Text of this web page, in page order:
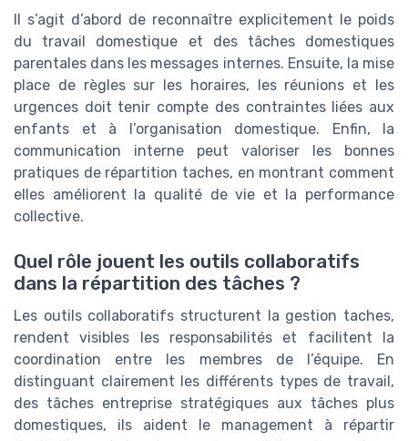
Il s’agit d’abord de reconnaître explicitement le poids
du travail domestique et des tâches domestiques
parentales dans les messages internes. Ensuite, la mise
place de règles sur les horaires, les réunions et les
urgences doit tenir compte des contraintes liées aux
enfants et à l’organisation domestique. Enfin, la
communication interne peut valoriser les bonnes
pratiques de répartition taches, en montrant comment
elles améliorent la qualité de vie et la performance
collective.
Quel rôle jouent les outils collaboratifs
dans la répartition des tâches ?
Les outils collaboratifs structurent la gestion taches,
rendent visibles les responsabilités et facilitent la
coordination entre les membres de l’équipe. En
distinguant clairement les différents types de travail,
des tâches entreprise stratégiques aux tâches plus
domestiques, ils aident le management à répartir